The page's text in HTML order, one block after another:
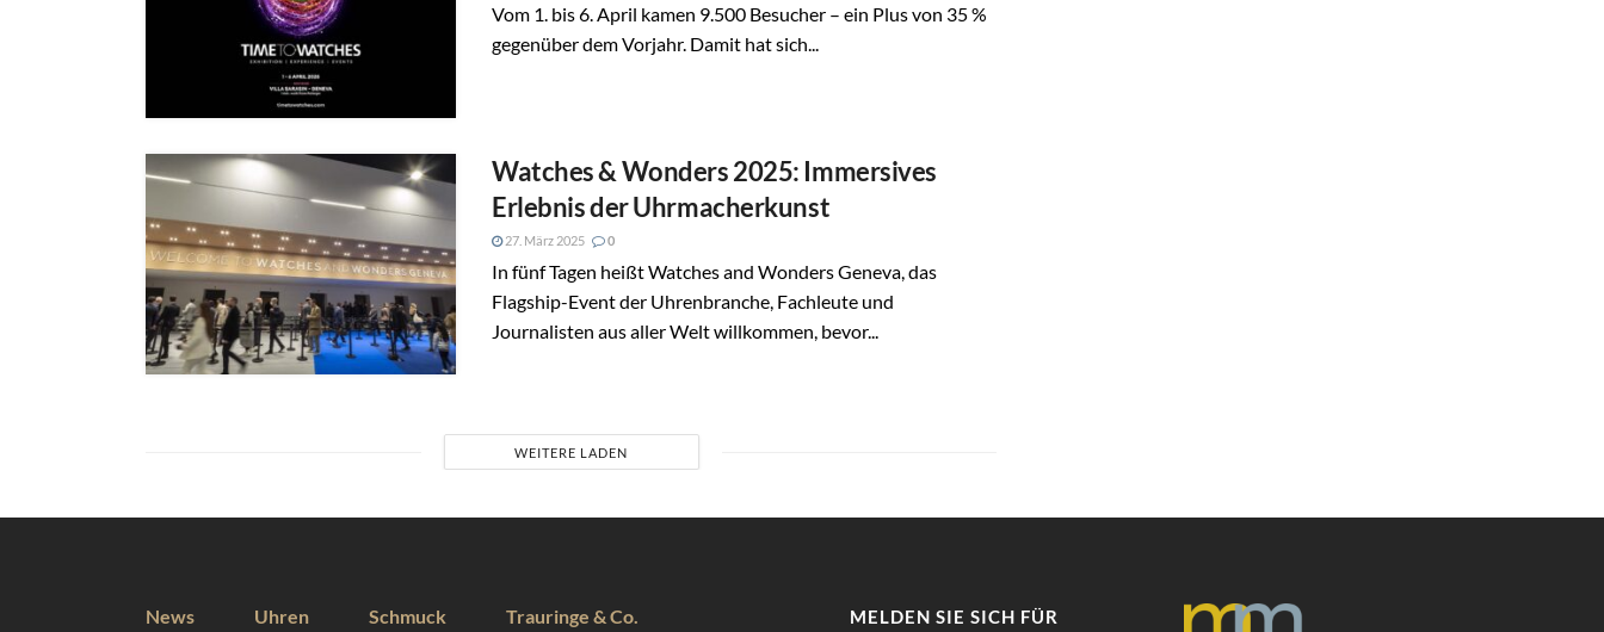
Vom 1. bis 6. April kamen 9.500 Besucher – ein Plus von 35 %
gegenüber dem Vorjahr. Damit hat sich...
Watches & Wonders 2025: Immersives
Erlebnis der Uhrmacherkunst
27. März 2025 0
In fünf Tagen heißt Watches and Wonders Geneva, das
Flagship-Event der Uhrenbranche, Fachleute und
Journalisten aus aller Welt willkommen, bevor...
WEITERE LADEN
News Uhren Schmuck Trauringe & Co.
MELDEN SIE SICH FÜR